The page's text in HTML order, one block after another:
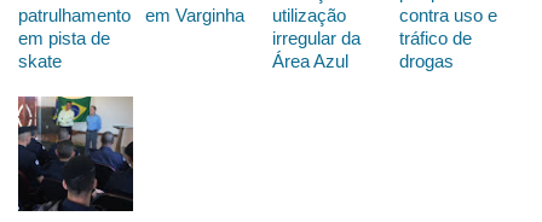
patrulhamento
em pista de
skate
em Varginha
utilização
irregular da
Área Azul
contra uso e
tráfico de
drogas